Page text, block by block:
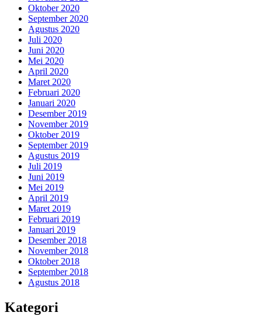
Oktober 2020
September 2020
Agustus 2020
Juli 2020
Juni 2020
Mei 2020
April 2020
Maret 2020
Februari 2020
Januari 2020
Desember 2019
November 2019
Oktober 2019
September 2019
Agustus 2019
Juli 2019
Juni 2019
Mei 2019
April 2019
Maret 2019
Februari 2019
Januari 2019
Desember 2018
November 2018
Oktober 2018
September 2018
Agustus 2018
Kategori